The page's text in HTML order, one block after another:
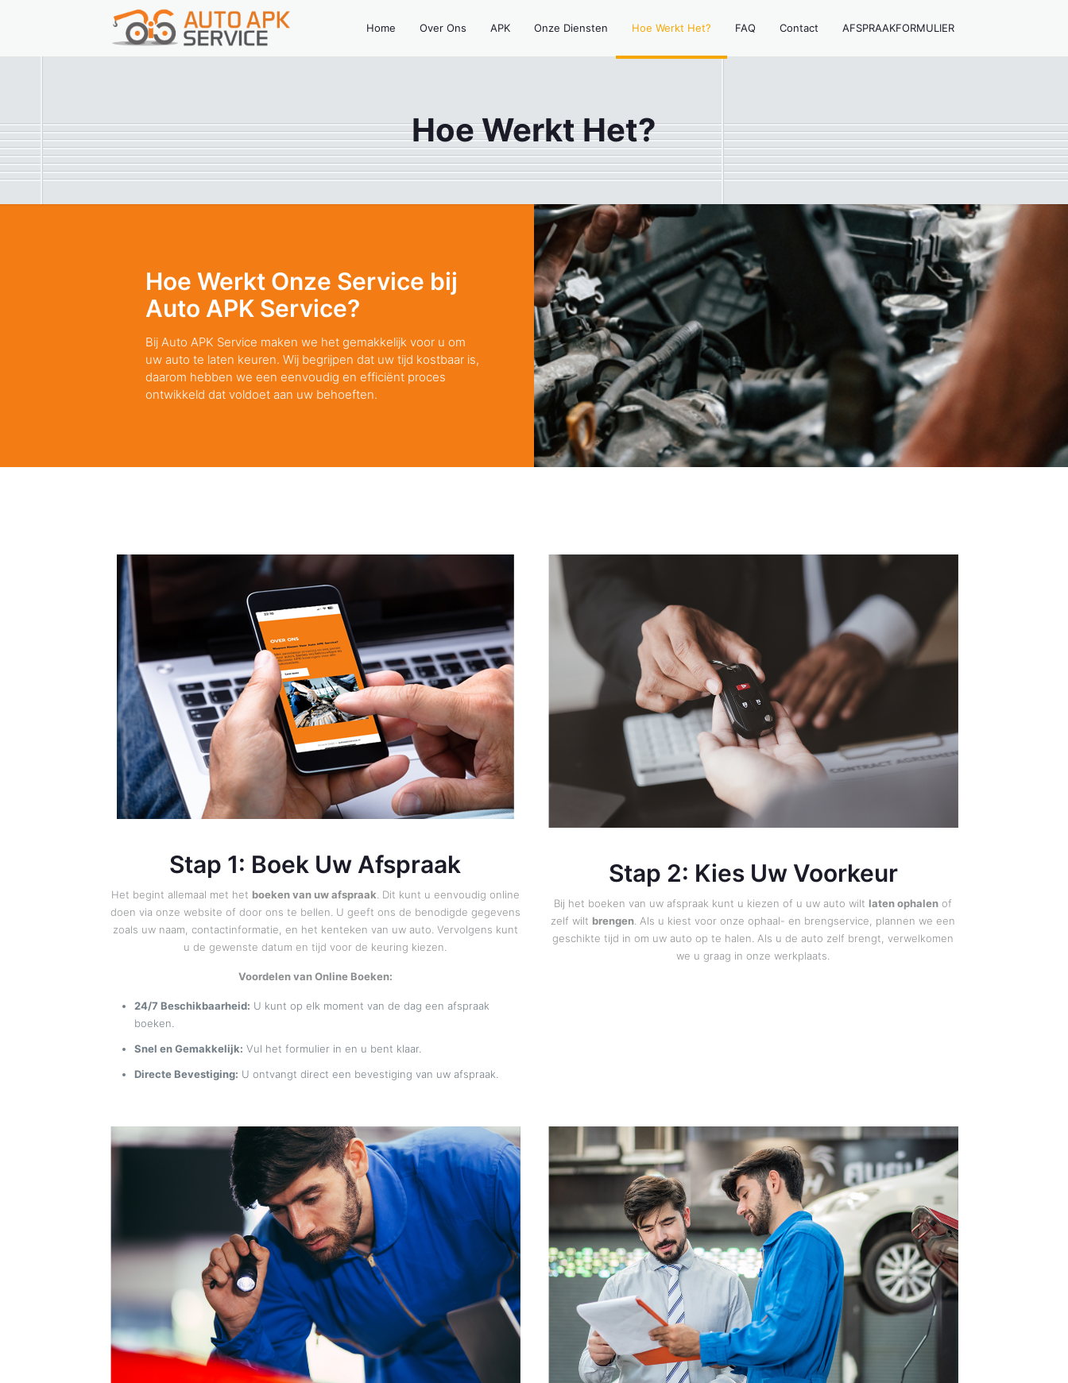
Home Over Ons APK Onze Diensten Hoe Werkt Het? FAQ Contact AFSPRAAKFORMULIER
Hoe Werkt Het?
Hoe Werkt Onze Service bij
Auto APK Service?
Bij Auto APK Service maken we het gemakkelijk voor u om
uw auto te laten keuren. Wij begrijpen dat uw tijd kostbaar is,
daarom hebben we een eenvoudig en efficiënt proces
ontwikkeld dat voldoet aan uw behoeften.
Stap 1: Boek Uw Afspraak
Het begint allemaal met het boeken van uw afspraak . Dit kunt u eenvoudig online
doen via onze website of door ons te bellen. U geeft ons de benodigde gegevens
zoals uw naam, contactinformatie, en het kenteken van uw auto. Vervolgens kunt
u de gewenste datum en tijd voor de keuring kiezen.
Voordelen van Online Boeken:
24/7 Beschikbaarheid: U kunt op elk moment van de dag een afspraak
boeken.
Snel en Gemakkelijk: Vul het formulier in en u bent klaar.
Directe Bevestiging: U ontvangt direct een bevestiging van uw afspraak.
Stap 2: Kies Uw Voorkeur
Bij het boeken van uw afspraak kunt u kiezen of u uw auto wilt laten ophalen of
zelf wilt brengen . Als u kiest voor onze ophaal- en brengservice, plannen we een
geschikte tijd in om uw auto op te halen. Als u de auto zelf brengt, verwelkomen
we u graag in onze werkplaats.